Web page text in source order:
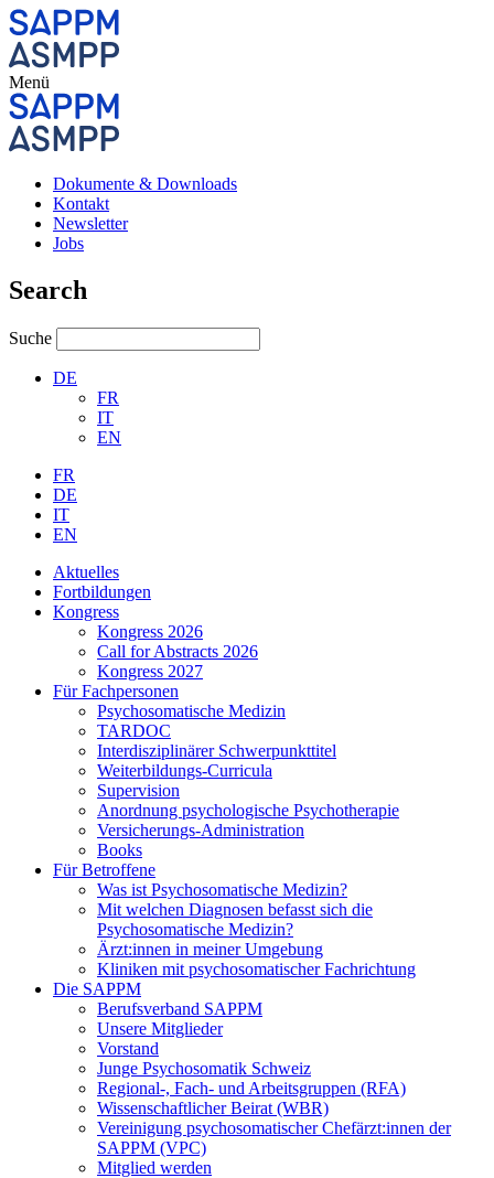
Menü
Dokumente & Downloads
Kontakt
Newsletter
Jobs
Search
Suche
DE
FR
IT
EN
FR
DE
IT
EN
Aktuelles
Fortbildungen
Kongress
Kongress 2026
Call for Abstracts 2026
Kongress 2027
Für Fachpersonen
Psychosomatische Medizin
TARDOC
Interdisziplinärer Schwerpunkttitel
Weiterbildungs-Curricula
Supervision
Anordnung psychologische Psychotherapie
Versicherungs-Administration
Books
Für Betroffene
Was ist Psychosomatische Medizin?
Mit welchen Diagnosen befasst sich die
Psychosomatische Medizin?
Ärzt:innen in meiner Umgebung
Kliniken mit psychosomatischer Fachrichtung
Die SAPPM
Berufsverband SAPPM
Unsere Mitglieder
Vorstand
Junge Psychosomatik Schweiz
Regional-, Fach- und Arbeitsgruppen (RFA)
Wissenschaftlicher Beirat (WBR)
Vereinigung psychosomatischer Chefärzt:innen der
SAPPM (VPC)
Mitglied werden